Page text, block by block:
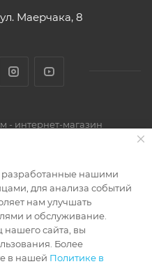
Маерчака, 8
- интернет-магазин
нашими
для анализа событий
нам улучшать
и обслуживание.
сайта, вы
Более
в нашей Политике в